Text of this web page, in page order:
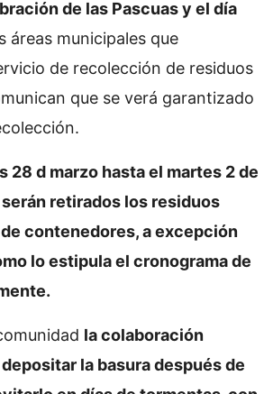
de las Pascuas y el día
áreas municipales que
de recolección de residuos
que se verá garantizado
28 d marzo hasta el martes 2 de
serán retirados los residuos
contenedores, a excepción
lo estipula el cronograma de
la colaboración
la basura después de